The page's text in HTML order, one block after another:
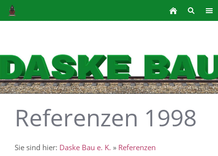
Referenzen 1998
Sie sind hier: Daske Bau e. K. » Referenzen